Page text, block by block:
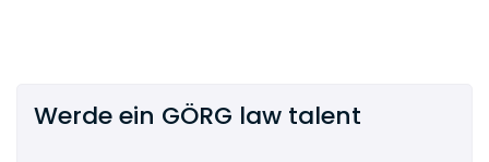
Werde ein GÖRG law talent